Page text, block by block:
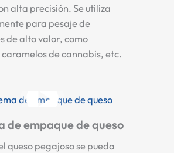
alta precisión. Se utiliza
para pesaje de
de alto valor, como
de cannabis, etc.
de empaque de queso
queso pegajoso se pueda